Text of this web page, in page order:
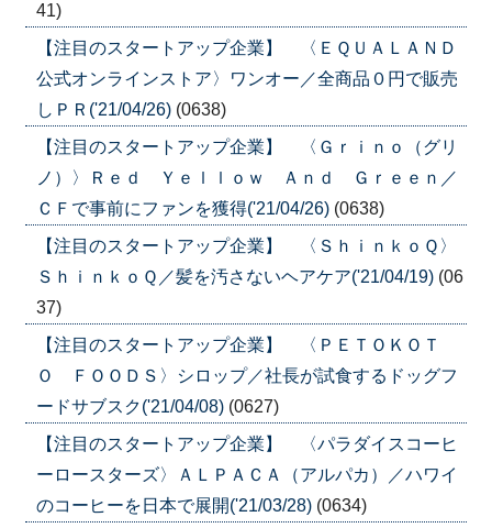
41)
【注目のスタートアップ企業】 〈ＥＱＵＡＬＡＮＤ
公式オンラインストア〉ワンオー／全商品０円で販売
しＰＲ('21/04/26) (0638)
【注目のスタートアップ企業】 〈Ｇｒｉｎｏ（グリ
ノ）〉Ｒｅｄ Ｙｅｌｌｏｗ Ａｎｄ Ｇｒｅｅｎ／
ＣＦで事前にファンを獲得('21/04/26) (0638)
【注目のスタートアップ企業】 〈ＳｈｉｎｋｏＱ〉
ＳｈｉｎｋｏＱ／髪を汚さないヘアケア('21/04/19) (06
37)
【注目のスタートアップ企業】 〈ＰＥＴＯＫＯＴ
Ｏ ＦＯＯＤＳ〉シロップ／社長が試食するドッグフ
ードサブスク('21/04/08) (0627)
【注目のスタートアップ企業】 〈パラダイスコーヒ
ーロースターズ〉ＡＬＰＡＣＡ（アルパカ）／ハワイ
のコーヒーを日本で展開('21/03/28) (0634)